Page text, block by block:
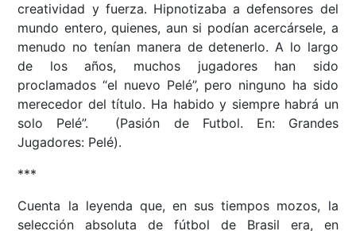
creatividad y fuerza. Hipnotizaba a defensores del
mundo entero, quienes, aun si podían acercársele, a
menudo no tenían manera de detenerlo. A lo largo
de los años, muchos jugadores han sido
proclamados “el nuevo Pelé”, pero ninguno ha sido
merecedor del título. Ha habido y siempre habrá un
solo Pelé”. (Pasión de Futbol. En: Grandes
Jugadores: Pelé).
***
Cuenta la leyenda que, en sus tiempos mozos, la
selección absoluta de fútbol de Brasil era, en